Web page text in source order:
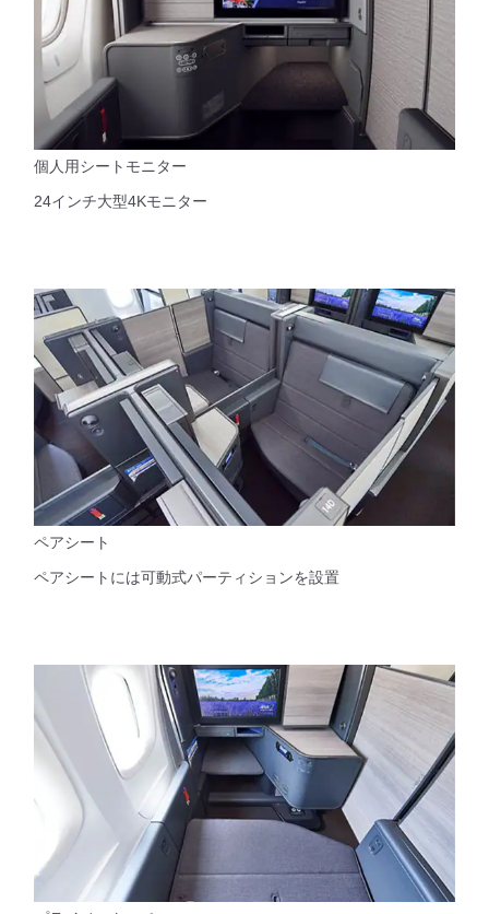
個人用シートモニター
24インチ大型4Kモニター
ペアシート
ペアシートには可動式パーティションを設置